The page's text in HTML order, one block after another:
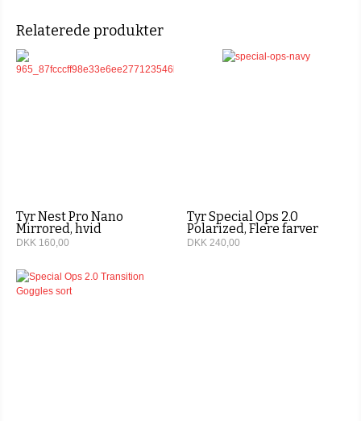
Relaterede produkter
Tyr Nest Pro Nano
Mirrored, hvid
DKK 160,00
Tyr Special Ops 2.0
Polarized, Flere farver
DKK 240,00